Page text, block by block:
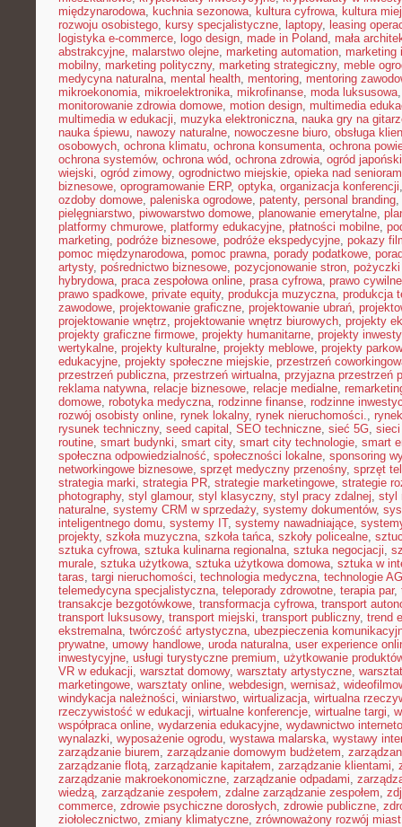
międzynarodowa, kuchnia sezonowa, kultura cyfrowa, kultura
rozwoju osobistego, kursy specjalistyczne, laptopy, leasing
logistyka e-commerce, logo design, made in Poland, mała
abstrakcyjne, malarstwo olejne, marketing automation, marketing
mobilny, marketing polityczny, marketing strategiczny, meble
medycyna naturalna, mental health, mentoring, mentoring
mikroekonomia, mikroelektronika, mikrofinanse, moda luksusowa
monitorowanie zdrowia domowe, motion design, multimedia
multimedia w edukacji, muzyka elektroniczna, nauka gry na
nauka śpiewu, nawozy naturalne, nowoczesne biuro, obsługa
osobowych, ochrona klimatu, ochrona konsumenta, ochrona
ochrona systemów, ochrona wód, ochrona zdrowia, ogród japoński
wiejski, ogród zimowy, ogrodnictwo miejskie, opieka nad
biznesowe, oprogramowanie ERP, optyka, organizacja konferencji
ozdoby domowe, paleniska ogrodowe, patenty, personal branding,
pielęgniarstwo, piwowarstwo domowe, planowanie emerytalne,
platformy chmurowe, platformy edukacyjne, płatności mobilne,
marketing, podróże biznesowe, podróże ekspedycyjne, pokazy
pomoc międzynarodowa, pomoc prawna, porady podatkowe,
artysty, pośrednictwo biznesowe, pozycjonowanie stron, pożyczki
hybrydowa, praca zespołowa online, prasa cyfrowa, prawo
prawo spadkowe, private equity, produkcja muzyczna, produkcja
zawodowe, projektowanie graficzne, projektowanie ubrań,
projektowanie wnętrz, projektowanie wnętrz biurowych, projekty
projekty graficzne firmowe, projekty humanitarne, projekty
wertykalne, projekty kulturalne, projekty meblowe, projekty
edukacyjne, projekty społeczne miejskie, przestrzeń
przestrzeń publiczna, przestrzeń wirtualna, przyjazna przestrzeń
reklama natywna, relacje biznesowe, relacje medialne,
domowe, robotyka medyczna, rodzinne finanse, rodzinne
rozwój osobisty online, rynek lokalny, rynek nieruchomości.,
rysunek techniczny, seed capital , SEO techniczne, sieć 5G, sieci
routine, smart budynki, smart city, smart city technologie, smart
społeczna odpowiedzialność, społeczności lokalne, sponsoring
networkingowe biznesowe, sprzęt medyczny przenośny, sprzęt
strategia marki, strategia PR, strategie marketingowe, strategie
photography, styl glamour, styl klasyczny, styl pracy zdalnej, styl
naturalne, systemy CRM w sprzedaży, systemy dokumentów,
inteligentnego domu, systemy IT, systemy nawadniające,
projekty, szkoła muzyczna, szkoła tańca, szkoły policealne,
sztuka cyfrowa, sztuka kulinarna regionalna, sztuka negocjacji,
murale, sztuka użytkowa, sztuka użytkowa domowa, sztuka w
taras, targi nieruchomości, technologia medyczna, technologie
telemedycyna specjalistyczna, teleporady zdrowotne, terapia par,
transakcje bezgotówkowe, transformacja cyfrowa, transport
transport luksusowy, transport miejski, transport publiczny, trend
ekstremalna, twórczość artystyczna, ubezpieczenia
prywatne, umowy handlowe, uroda naturalna, user experience
inwestycyjne, usługi turystyczne premium, użytkowanie
VR w edukacji, warsztat domowy, warsztaty artystyczne,
marketingowe, warsztaty online, webdesign, wernisaż,
windykacja należności, winiarstwo, wirtualizacja, wirtualna
rzeczywistość w edukacji, wirtualne konferencje, wirtualne targi,
współpraca online, wydarzenia edukacyjne, wydawnictwo
wynalazki, wyposażenie ogrodu, wystawa malarska, wystawy
zarządzanie biurem, zarządzanie domowym budżetem,
zarządzanie flotą, zarządzanie kapitałem, zarządzanie klientami,
zarządzanie makroekonomiczne, zarządzanie odpadami,
wiedzą, zarządzanie zespołem, zdalne zarządzanie zespołem,
commerce, zdrowie psychiczne dorosłych, zdrowie publiczne,
ziołolecznictwo, zmiany klimatyczne, zrównoważony rozwój miast